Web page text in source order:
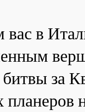
в
битвы за